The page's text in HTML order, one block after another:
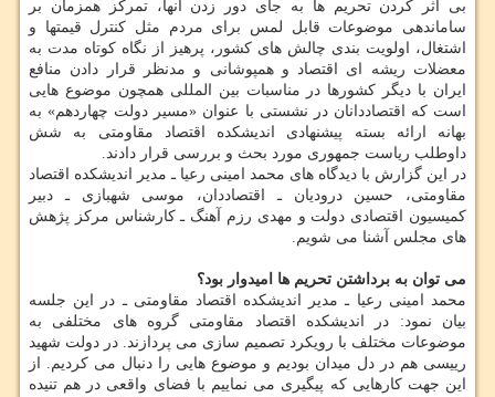
بی اثر کردن تحریم ها به جای دور زدن آنها، تمرکز همزمان بر
ساماندهی موضوعات قابل لمس برای مردم مثل کنترل قیمتها و
اشتغال، اولویت بندی چالش های کشور، پرهیز از نگاه کوتاه مدت به
معضلات ریشه ای اقتصاد و همپوشانی و مدنظر قرار دادن منافع
ایران با دیگر کشورها در مناسبات بین المللی همچون موضوع هایی
است که اقتصاددانان در نشستی با عنوان «مسیر دولت چهاردهم» به
بهانه ارائه بسته پیشنهادی اندیشکده اقتصاد مقاومتی به شش
داوطلب ریاست جمهوری مورد بحث و بررسی قرار دادند.
در این گزارش با دیدگاه های محمد امینی رعیا ـ مدیر اندیشکده اقتصاد
مقاومتی، حسین درودیان ـ اقتصاددان، موسی شهبازی ـ دبیر
کمیسیون اقتصادی دولت و مهدی رزم آهنگ ـ کارشناس مرکز پژهش
های مجلس آشنا می شویم.
می توان به برداشتن تحریم ها امیدوار بود؟
محمد امینی رعیا ـ مدیر اندیشکده اقتصاد مقاومتی ـ در این جلسه
بیان نمود: در اندیشکده اقتصاد مقاومتی گروه های مختلفی به
موضوعات مختلف با رویکرد تصمیم سازی می پردازند. در دولت شهید
رییسی هم در دل میدان بودیم و موضوع هایی را دنبال می کردیم. از
این جهت کارهایی که پیگیری می نماییم با فضای واقعی در هم تنیده